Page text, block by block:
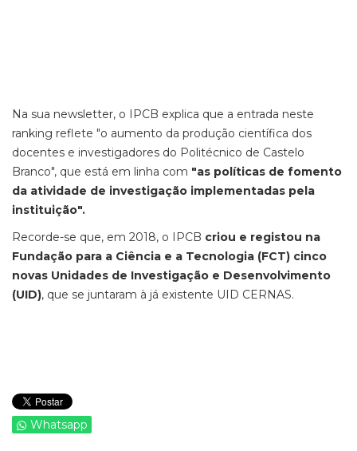
Na sua newsletter, o IPCB explica que a entrada neste
ranking reflete "o aumento da produção científica dos
docentes e investigadores do Politécnico de Castelo
Branco", que está em linha com "as políticas de fomento
da atividade de investigação implementadas pela
instituição".
Recorde-se que, em 2018, o IPCB criou e registou na
Fundação para a Ciência e a Tecnologia (FCT) cinco
novas Unidades de Investigação e Desenvolvimento
(UID), que se juntaram à já existente UID CERNAS.
Whatsapp